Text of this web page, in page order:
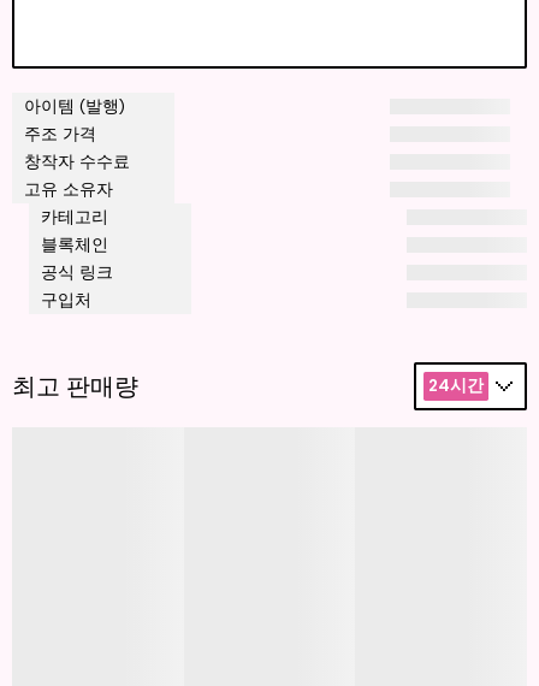
아이템 (발행)
주조 가격
창작자 수수료
고유 소유자
카테고리
블록체인
공식 링크
구입처
최고 판매량 24시간